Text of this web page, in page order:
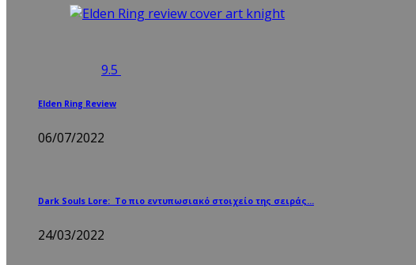
9.5
Elden Ring Review
06/07/2022
Dark Souls Lore: Το πιο εντυπωσιακό στοιχείο της σειράς…
24/03/2022